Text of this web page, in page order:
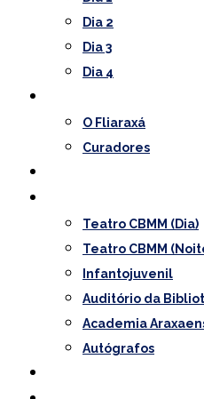
Dia 2
Dia 3
Dia 4
O Fliaraxá
Curadores
Teatro CBMM (Dia)
Teatro CBMM
Infantojuvenil
Auditório da
Academia
Autógrafos